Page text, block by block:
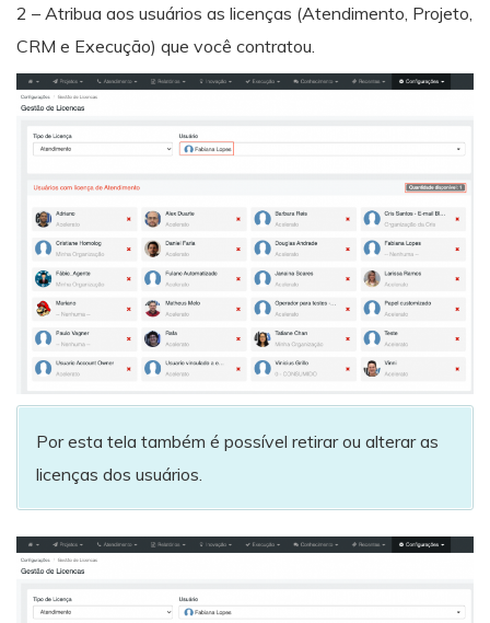
2 – Atribua aos usuários as licenças (Atendimento, Projeto,
CRM e Execução) que você contratou.
Por esta tela também é possível retirar ou alterar as
licenças dos usuários.